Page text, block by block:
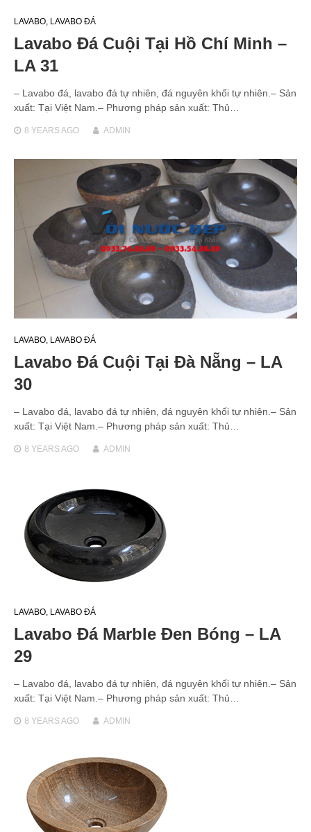
LAVABO, LAVABO ĐÁ
Lavabo Đá Cuội Tại Hồ Chí Minh –
LA 31
– Lavabo đá, lavabo đá tự nhiên, đá nguyên khối tự nhiên.– Sản
xuất: Tại Việt Nam.– Phương pháp sản xuất: Thủ…
8 YEARSAGO ADMIN
LAVABO, LAVABO ĐÁ
Lavabo Đá Cuội Tại Đà Nẵng – LA
30
– Lavabo đá, lavabo đá tự nhiên, đá nguyên khối tự nhiên.– Sản
xuất: Tại Việt Nam.– Phương pháp sản xuất: Thủ…
8 YEARSAGO ADMIN
LAVABO, LAVABO ĐÁ
Lavabo Đá Marble Đen Bóng – LA
29
– Lavabo đá, lavabo đá tự nhiên, đá nguyên khối tự nhiên.– Sản
xuất: Tại Việt Nam.– Phương pháp sản xuất: Thủ…
8 YEARSAGO ADMIN